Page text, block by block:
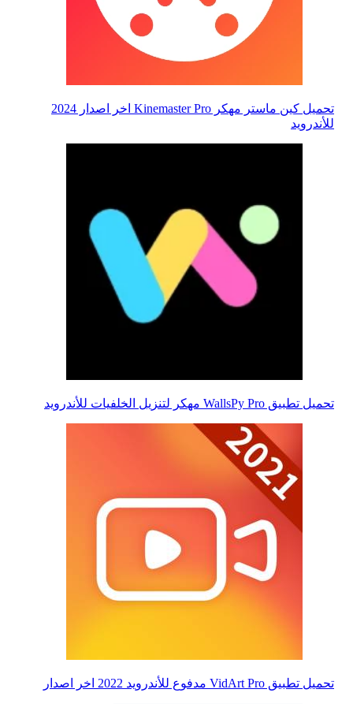
تحميل كين ماستر مهكر Kinemaster Pro اخر اصدار 2024
للأندرويد
تحميل تطبيق WallsPy Pro مهكر لتنزيل الخلفيات للأندرويد
تحميل تطبيق VidArt Pro مدفوع للأندرويد 2022 اخر اصدار